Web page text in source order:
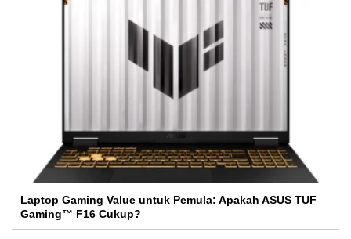
Laptop Gaming Value untuk Pemula: Apakah ASUS TUF
Gaming™ F16 Cukup?